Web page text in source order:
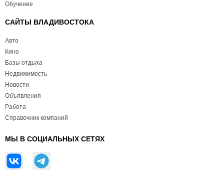
Обучение
САЙТЫ ВЛАДИВОСТОКА
Авто
Кино
Базы отдыха
Недвижимость
Новости
Объявления
Работа
Справочник компаний
МЫ В СОЦИАЛЬНЫХ СЕТЯХ